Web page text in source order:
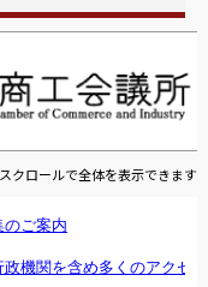
スクロールで全体を表示できます